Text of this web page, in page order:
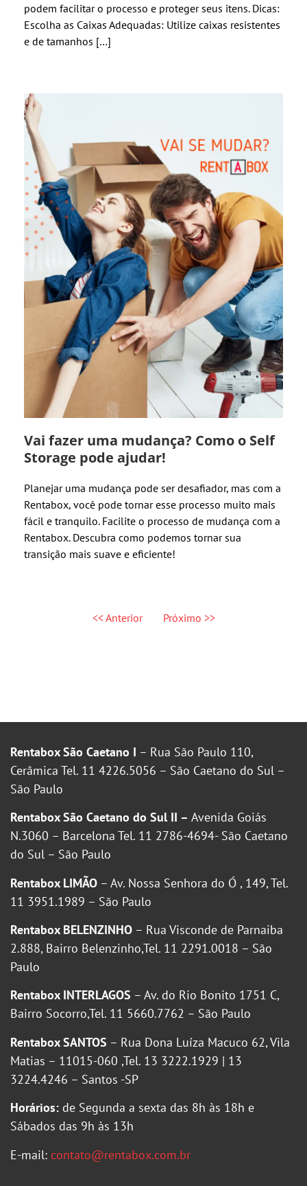
podem facilitar o processo e proteger seus itens. Dicas:
Escolha as Caixas Adequadas: Utilize caixas resistentes
e de tamanhos […]
Vai fazer uma mudança? Como o Self
Storage pode ajudar!
Planejar uma mudança pode ser desafiador, mas com a
Rentabox, você pode tornar esse processo muito mais
fácil e tranquilo. Facilite o processo de mudança com a
Rentabox. Descubra como podemos tornar sua
transição mais suave e eficiente!
<< Anterior Próximo >>
Rentabox São Caetano I – Rua São Paulo 110,
Cerâmica Tel. 11 4226.5056 – São Caetano do Sul –
São Paulo
Rentabox São Caetano do Sul II – Avenida Goiás
N.3060 – Barcelona Tel. 11 2786-4694- São Caetano
do Sul – São Paulo
Rentabox LIMÃO – Av. Nossa Senhora do Ó , 149, Tel.
11 3951.1989 – São Paulo
Rentabox BELENZINHO – Rua Visconde de Parnaiba
2.888, Bairro Belenzinho,Tel. 11 2291.0018 – São
Paulo
Rentabox INTERLAGOS – Av. do Rio Bonito 1751 C,
Bairro Socorro,Tel. 11 5660.7762 – São Paulo
Rentabox SANTOS – Rua Dona Luíza Macuco 62, Vila
Matias – 11015-060 ,Tel. 13 3222.1929 | 13
3224.4246 – Santos -SP
Horários: de Segunda a sexta das 8h às 18h e
Sábados das 9h às 13h
E-mail: contato@rentabox.com.br